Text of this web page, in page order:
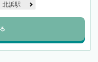
北浜駅